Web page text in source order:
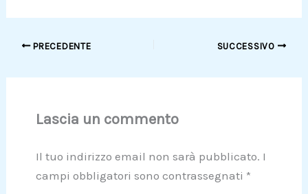
PRECEDENTE SUCCESSIVO
Lascia un commento
Il tuo indirizzo email non sarà pubblicato. I
campi obbligatori sono contrassegnati *